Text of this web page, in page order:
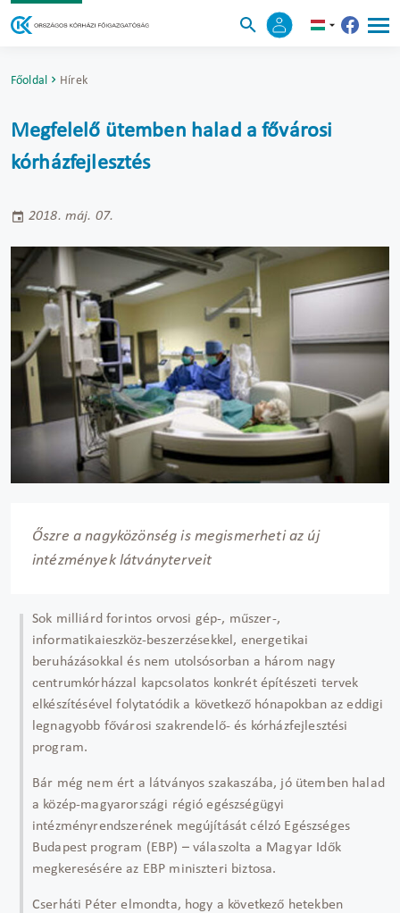
Főoldal Hírek
Megfelelő ütemben halad a fővárosi
kórházfejlesztés
2018. máj. 07.
Őszre a nagyközönség is megismerheti az új
intézmények látványterveit
Sok milliárd forintos orvosi gép-, műszer-,
informatikaieszköz-beszerzésekkel, energetikai
beruházásokkal és nem utolsósorban a három nagy
centrumkórházzal kapcsolatos konkrét építészeti tervek
elkészítésével folytatódik a következő hónapokban az eddigi
legnagyobb fővárosi szakrendelő- és kórházfejlesztési
program.
Bár még nem ért a látványos szakaszába, jó ütemben halad
a közép-magyarországi régió egészségügyi
intézményrendszerének megújítását célzó Egészséges
Budapest program (EBP) – válaszolta a Magyar Idők
megkeresésére az EBP miniszteri biztosa.
Cserháti Péter elmondta, hogy a következő hetekben